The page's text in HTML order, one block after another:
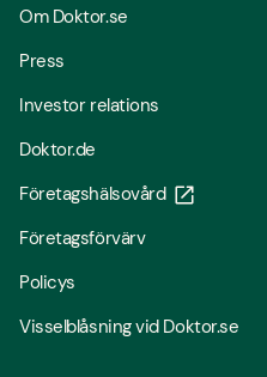
Om Doktor.se
Press
Investor relations
Doktor.de
Företagshälsovård
Företagsförvärv
Policys
Visselblåsning vid Doktor.se